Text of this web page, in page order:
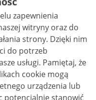
autorstwa użycie
zależnych 4.0 (CC BY-
to stwierdzone inaczej.
zapewnienia
witryny oraz do
Dzięki nim
do potrzeb
Pamiętaj, że
cookie mogą
urządzenia lub
potencjalnie stanowić